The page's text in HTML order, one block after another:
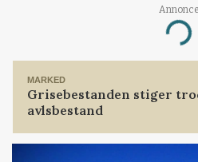
Annonce
MARKED
Grisebestanden stiger
avlsbestand